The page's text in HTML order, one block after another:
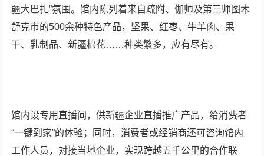
疆大巴扎”氛围。馆内陈列着来自疏附、伽师及第三师图木
舒克市的500余种特色产品，坚果、红枣、牛羊肉、果
干、乳制品、新疆棉花……种类繁多，应有尽有。
馆内设专用直播间，供新疆企业直播推广产品，给消费者
“一键到家”的体验；同时，消费者或经销商还可咨询馆内
工作人员，对接当地企业，实现跨越五千公里的合作联